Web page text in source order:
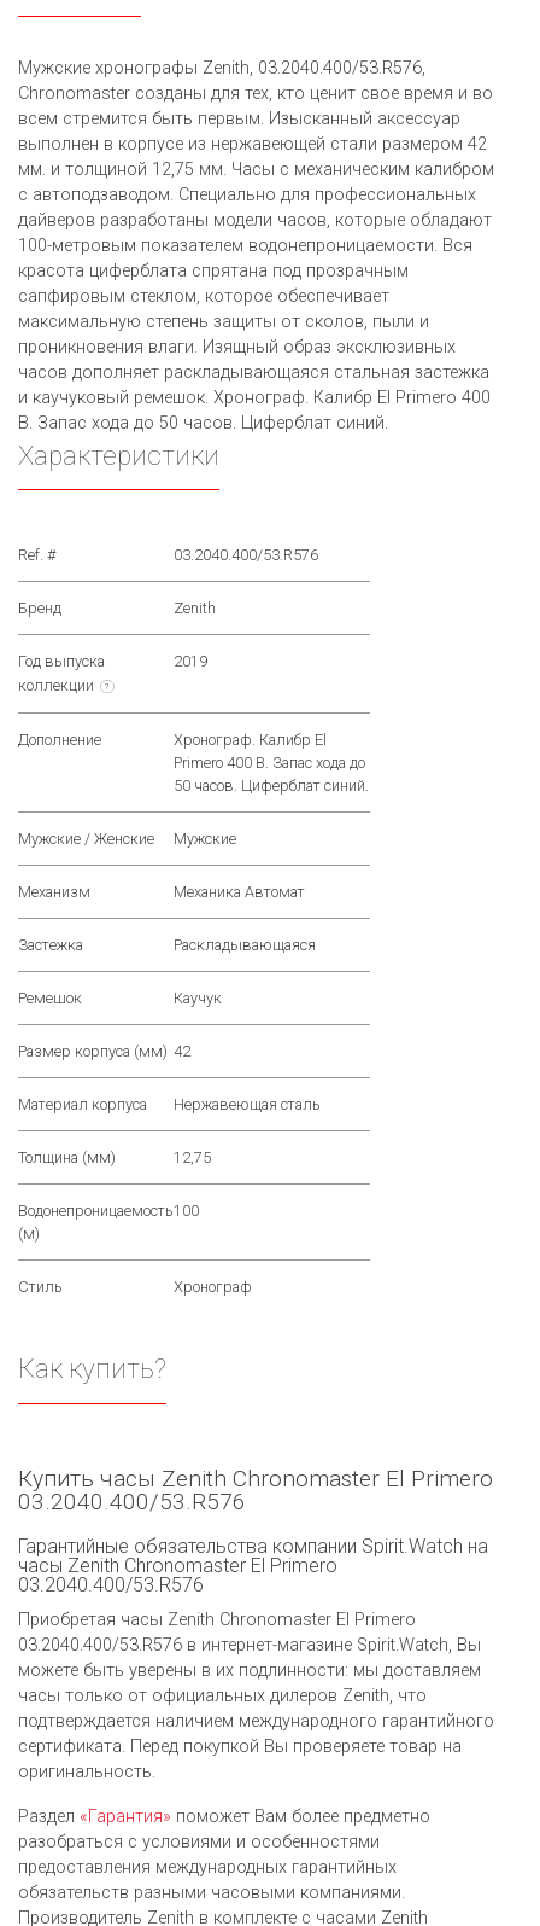
Мужские хронографы Zenith, 03.2040.400/53.R576,
Chronomaster созданы для тех, кто ценит свое время и во
всем стремится быть первым. Изысканный аксессуар
выполнен в корпусе из нержавеющей стали размером 42
мм. и толщиной 12,75 мм. Часы с механическим калибром
с автоподзаводом. Специально для профессиональных
дайверов разработаны модели часов, которые обладают
100-метровым показателем водонепроницаемости. Вся
красота циферблата спрятана под прозрачным
сапфировым стеклом, которое обеспечивает
максимальную степень защиты от сколов, пыли и
проникновения влаги. Изящный образ эксклюзивных
часов дополняет раскладывающаяся стальная застежка
и каучуковый ремешок. Хронограф. Калибр El Primero 400
B. Запас хода до 50 часов. Циферблат синий.
Характеристики
Ref. # 03.2040.400/53.R576
Бренд Zenith
Год выпуска
коллекции
?
2019
Дополнение
Хронограф. Калибр El
Primero 400 B. Запас хода до
50 часов. Циферблат синий.
Мужские / Женские Мужские
Механизм Механика Автомат
Застежка Раскладывающаяся
Ремешок Каучук
Размер корпуса (мм) 42
Материал корпуса Нержавеющая сталь
Толщина (мм) 12,75
Водонепроницаемость
(м)
100
Стиль Хронограф
Как купить?
Купить часы Zenith Chronomaster El Primero
03.2040.400/53.R576
Гарантийные обязательства компании Spirit.Watch на
часы Zenith Chronomaster El Primero
03.2040.400/53.R576
Приобретая часы Zenith Chronomaster El Primero
03.2040.400/53.R576 в интернет-магазине Spirit.Watch, Вы
можете быть уверены в их подлинности: мы доставляем
часы только от официальных дилеров Zenith, что
подтверждается наличием международного гарантийного
сертификата. Перед покупкой Вы проверяете товар на
оригинальность.
Раздел «Гарантия» поможет Вам более предметно
разобраться с условиями и особенностями
предоставления международных гарантийных
обязательств разными часовыми компаниями.
Производитель Zenith в комплекте с часами Zenith